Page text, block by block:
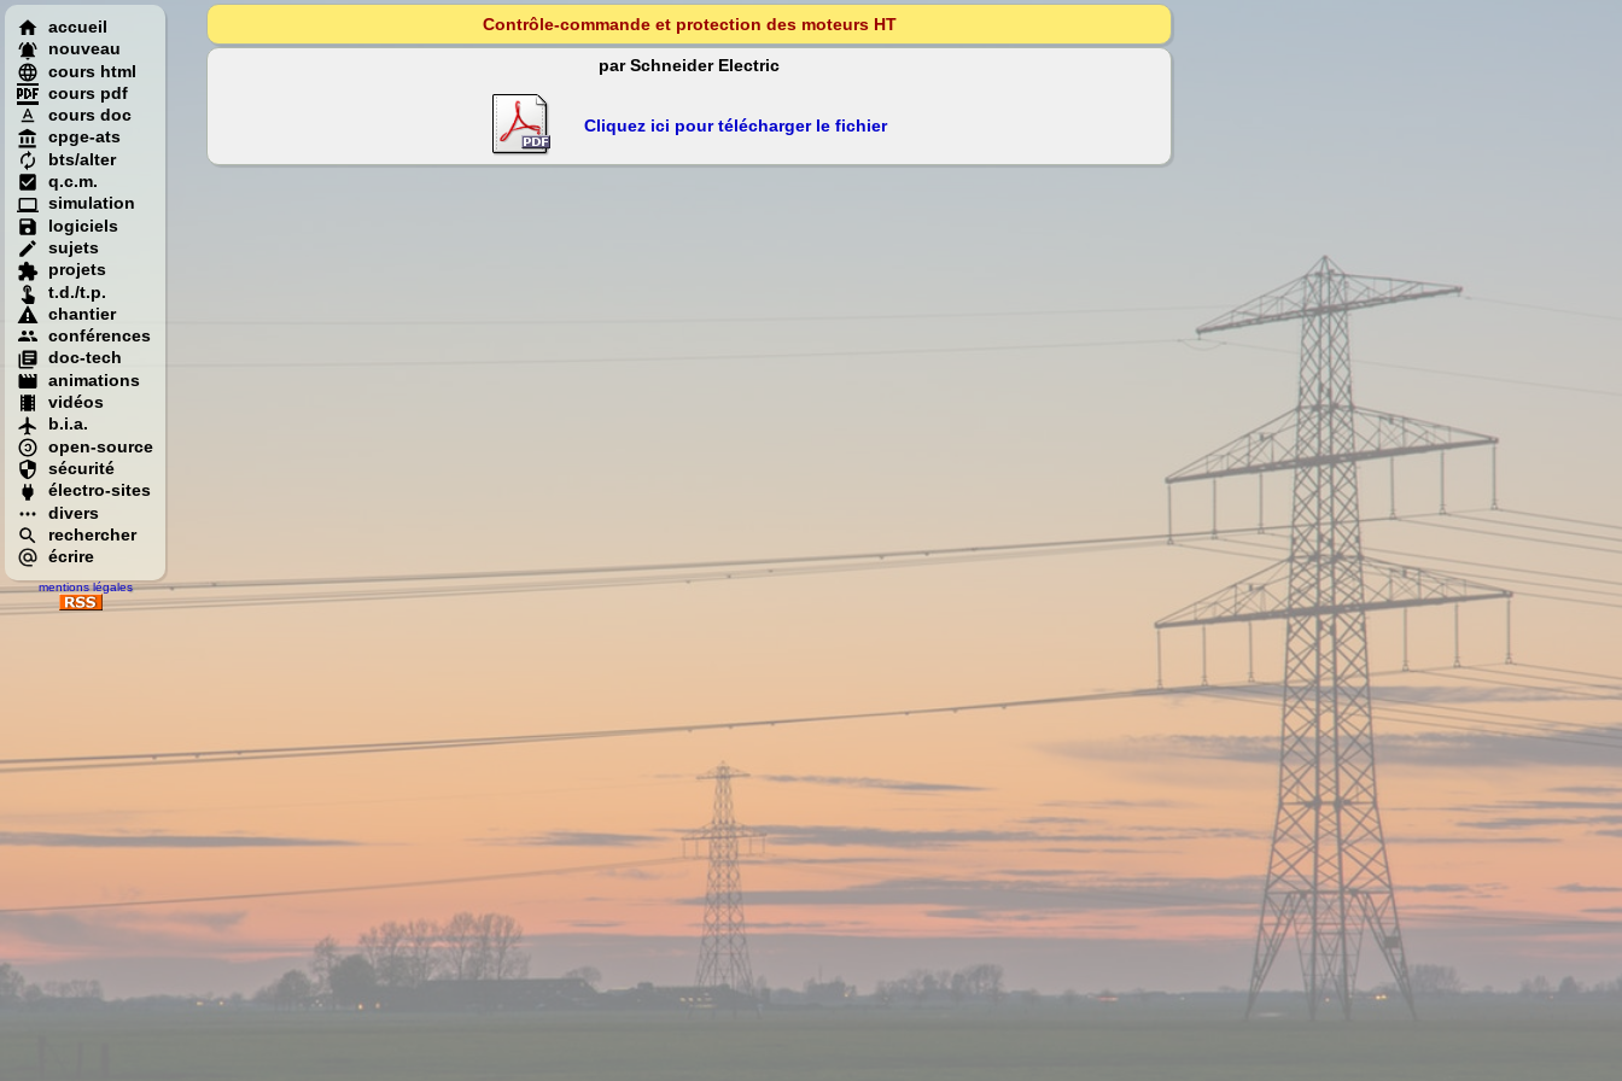
accueil
nouveau
cours html
cours pdf
cours doc
cpge-ats
bts/alter
q.c.m.
simulation
logiciels
sujets
projets
t.d./t.p.
chantier
conférences
doc-tech
animations
vidéos
b.i.a.
open-source
sécurité
électro-sites
divers
rechercher
écrire
mentions légales
Contrôle-commande et protection des moteurs HT
par Schneider Electric
Cliquez ici pour télécharger le fichier